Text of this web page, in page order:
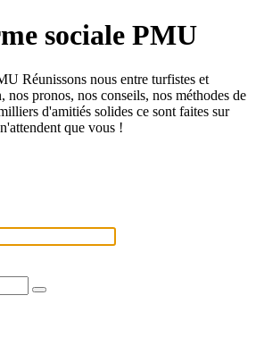
sociale PMU
Réunissons nous entre turfistes et
nos pronos, nos conseils, nos méthodes de
d'amitiés solides ce sont faites sur
que vous !